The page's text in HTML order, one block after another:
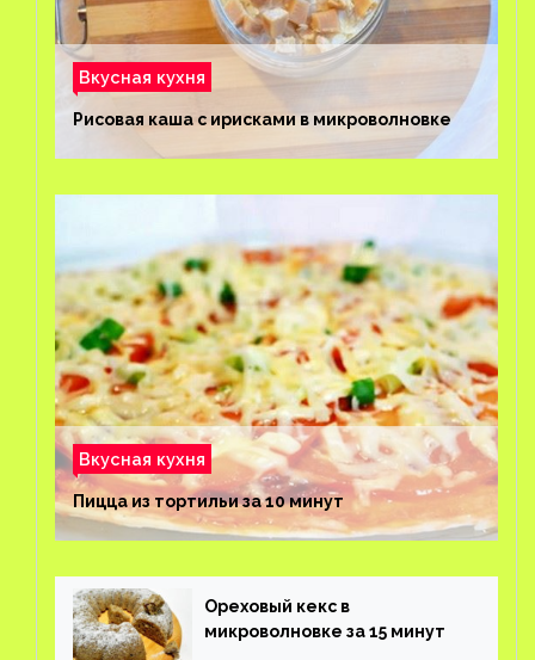
Вкусная кухня
Рисовая каша с ирисками в микроволновке
Вкусная кухня
Пицца из тортильи за 10 минут
Ореховый кекс в
микроволновке за 15 минут